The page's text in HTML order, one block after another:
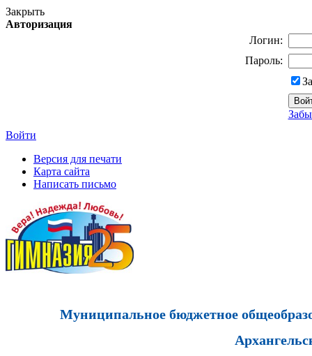
Закрыть
Авторизация
Логин:
Пароль:
Войти
Версия для печати
Карта сайта
Написать письмо
Муниципальное бюджетное